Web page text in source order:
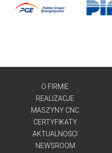
O FIRMIE
REALIZACJE
MASZYNY CNC
CERTYFIKATY
AKTUALNOŚCI
NEWSROOM